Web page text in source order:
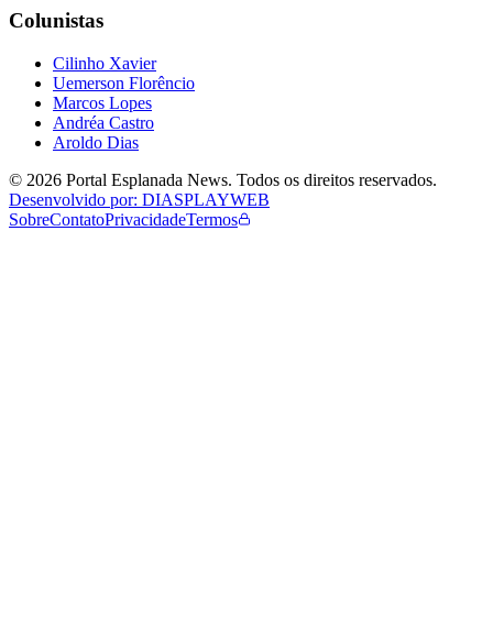
Colunistas
Cilinho Xavier
Uemerson Florêncio
Marcos Lopes
Andréa Castro
Aroldo Dias
© 2026 Portal Esplanada News. Todos os direitos reservados.
Desenvolvido por: DIASPLAYWEB
SobreContatoPrivacidadeTermos